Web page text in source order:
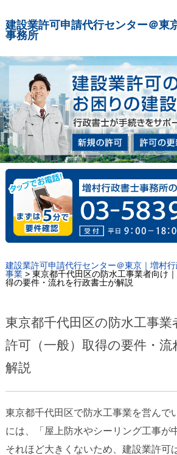
建設業許可申請代行センター＠東
事務所
建設業許可申請代行センター＠東京｜増村
事業> 東京都千代田区の防水工事業者向け
得の要件・流れを行政書士が解説
東京都千代田区の防水工事業
許可（一般）取得の要件・
解説
東京都千代田区で防水工事業を営んで
には、「屋上防水やシーリング工事が
それほど大きくないため、建設業許可